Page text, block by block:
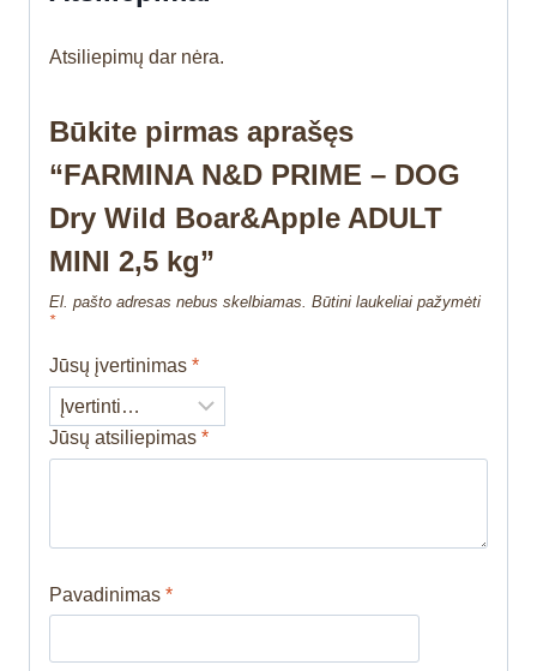
Atsiliepimų dar nėra.
Būkite pirmas aprašęs
“FARMINA N&D PRIME – DOG
Dry Wild Boar&Apple ADULT
MINI 2,5 kg”
El. pašto adresas nebus skelbiamas. Būtini laukeliai pažymėti
*
Jūsų įvertinimas *
Jūsų atsiliepimas *
Pavadinimas *